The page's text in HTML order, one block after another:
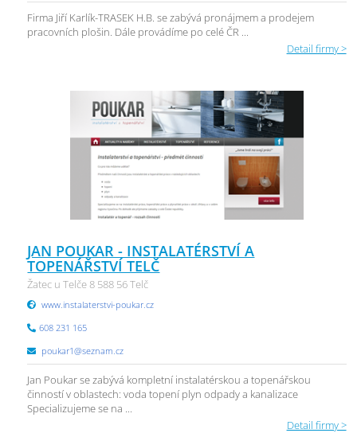
Firma Jiří Karlík-TRASEK H.B. se zabývá pronájmem a prodejem
pracovních plošin. Dále provádíme po celé ČR ...
Detail firmy >
JAN POUKAR - INSTALATÉRSTVÍ A
TOPENÁŘSTVÍ TELČ
Žatec u Telče 8 588 56 Telč
www.instalaterstvi-poukar.cz
608 231 165
poukar1@seznam.cz
Jan Poukar se zabývá kompletní instalatérskou a topenářskou
činností v oblastech: voda topení plyn odpady a kanalizace
Specializujeme se na ...
Detail firmy >